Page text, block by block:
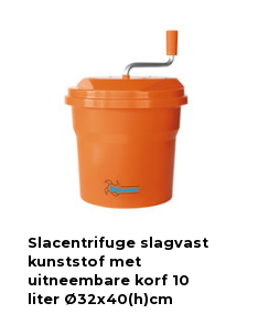
Slacentrifuge slagvast
kunststof met
uitneembare korf 10
liter Ø32x40(h)cm